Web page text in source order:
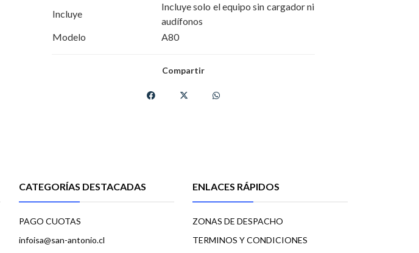
Incluye
Incluye solo el equipo sin cargador ni
audífonos
Modelo
A80
Compartir
CATEGORÍAS DESTACADAS
PAGO CUOTAS
infoisa@san-antonio.cl
ENLACES RÁPIDOS
ZONAS DE DESPACHO
TERMINOS Y CONDICIONES